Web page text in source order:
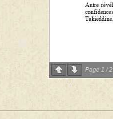
Page 1 /2